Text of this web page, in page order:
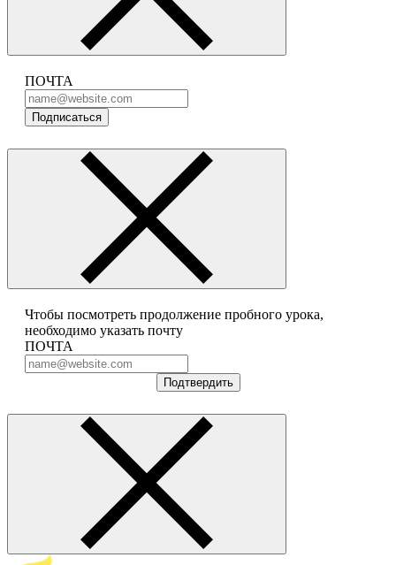
ПОЧТА
Подписаться
Чтобы посмотреть продолжение пробного урока,
необходимо указать почту
ПОЧТА
Подтвердить